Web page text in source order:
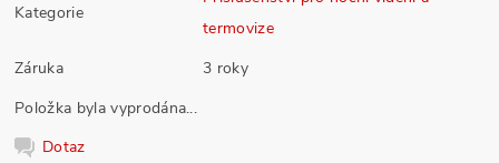
Kategorie
termovize
Záruka
3 roky
Položka byla vyprodána...
Dotaz